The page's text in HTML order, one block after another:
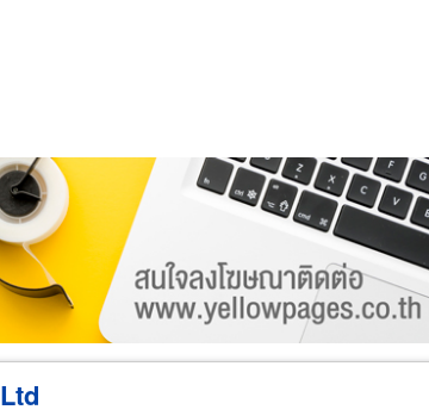
Dealer Exporter/Importer Service Business